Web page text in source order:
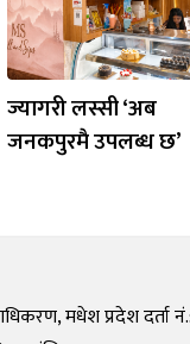
ज्यागरी लस्सी ‘अब
जनकपुरमै उपलब्ध छ’
मधेश प्रदेश दर्ता